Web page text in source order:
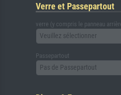
Verre et Passepartout
verre (y compris le panneau
Veuillez sélectionner
Passepartout
Pas de Passepartout